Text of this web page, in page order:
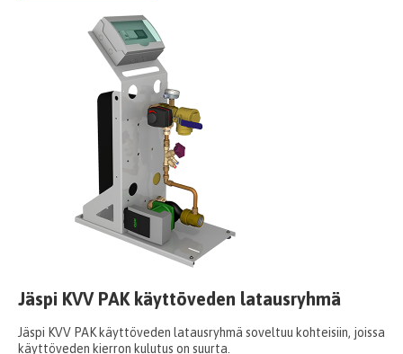
Jäspi KVV PAK käyttöveden latausryhmä
Jäspi KVV PAK käyttöveden latausryhmä soveltuu kohteisiin, joissa
käyttöveden kierron kulutus on suurta.